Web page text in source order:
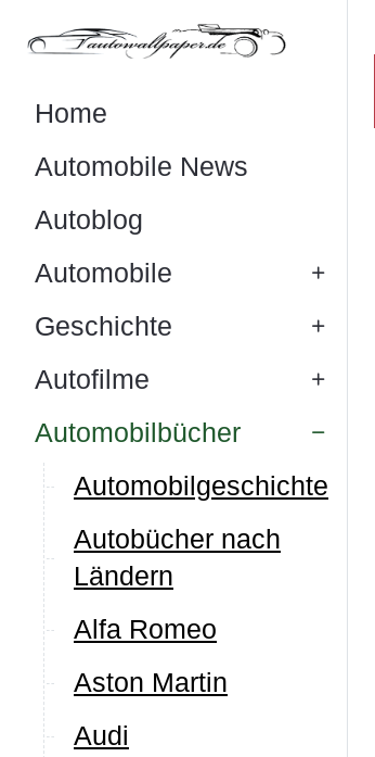
Home
Automobile News
Autoblog
Automobile
Geschichte
Autofilme
Automobilbücher
Automobilgeschichte
Autobücher nach
Ländern
Alfa Romeo
Aston Martin
Audi